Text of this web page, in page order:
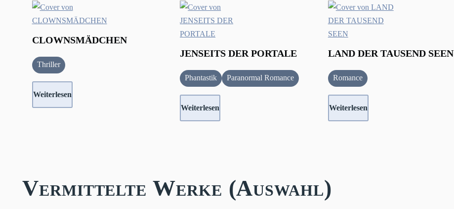
CLOWNSMÄDCHEN
Thriller
Weiterlesen
JENSEITS DER PORTALE
Phantastik Paranormal Romance
Weiterlesen
LAND DER TAUSEND SEEN
Romance
Weiterlesen
Vermittelte Werke (Auswahl)